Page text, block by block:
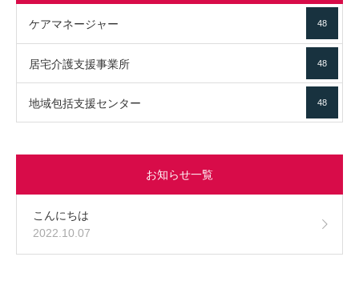
ケアマネージャー 48
居宅介護支援事業所 48
地域包括支援センター 48
お知らせ一覧
こんにちは
2022.10.07